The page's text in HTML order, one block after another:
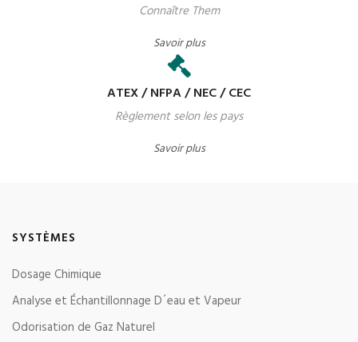
Connaître Them
Savoir plus
ATEX / NFPA / NEC / CEC
Règlement selon les pays
Savoir plus
SYSTÈMES
Dosage Chimique
Analyse et Échantillonnage D´eau et Vapeur
Odorisation de Gaz Naturel